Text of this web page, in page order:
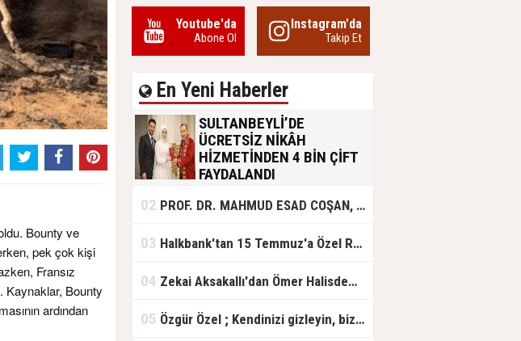
Bounty ve
pek çok kişi
Fransız
Kaynaklar, Bounty
ardından
Youtube'da
Abone Ol
Instagram'da
Takip Et
En Yeni Haberler
SULTANBEYLİ’DE
ÜCRETSİZ NİKÂH
HİZMETİNDEN 4 BİN ÇİFT
FAYDALANDI
olan gençlere destek amacıyla
başlattığı ücretsiz nikâh hizmetini
başlattıklarını belirten Sultanbeyli
ücretsiz hizmet vermenin
02 PROF. DR. MAHMUD ESAD COŞAN, DOĞUMUNUN HİCRÎ 91. YILINDA ELAZIĞ'DA YÂD EDİLECEK
03 Halkbank'tan 15 Temmuz'a Özel Reklam Filmi: "İrade Bizim, Zafer Bizim"
04 Zekai Aksakallı'dan Ömer Halisdemir'e 'vefa' ziyareti!
05 Özgür Özel ; Kendinizi gizleyin, bizden işaret bekleyin